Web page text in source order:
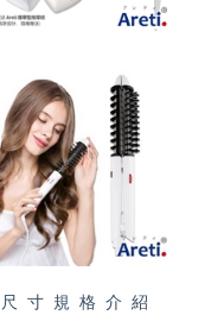
寸 規 格 介 紹